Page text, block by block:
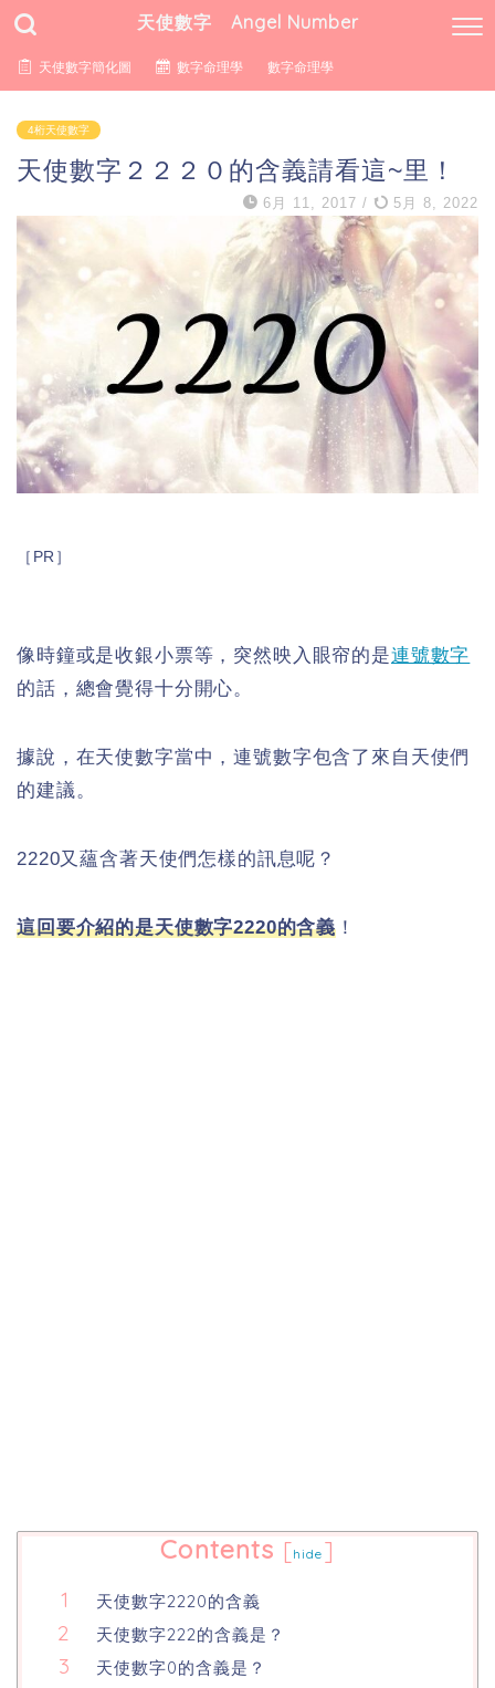
天使數字 Angel Number
天使數字簡化圖 數字命理學 數字命理學
4桁天使數字
天使數字２２２０的含義請看這~里！
6月 11, 2017 / 5月 8, 2022
［PR］
像時鐘或是收銀小票等，突然映入眼帘的是連號數字
的話，總會覺得十分開心。
據說，在天使數字當中，連號數字包含了來自天使們
的建議。
2220又蘊含著天使們怎樣的訊息呢？
這回要介紹的是天使數字2220的含義 ！
Contents [hide ]
天使數字2220的含義
天使數字222的含義是？
天使數字0的含義是？